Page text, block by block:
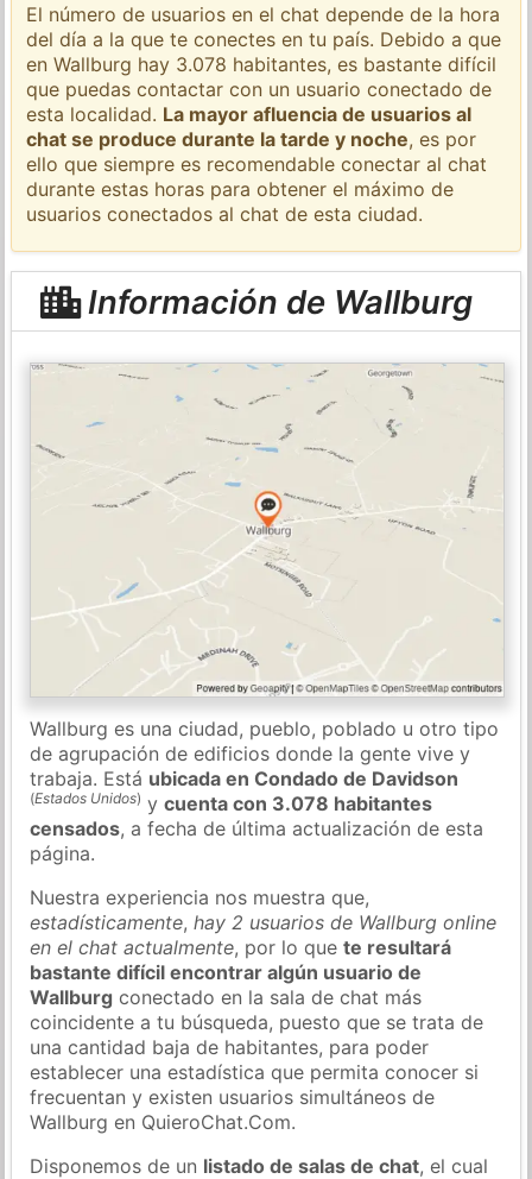
El número de usuarios en el chat depende de la hora
del día a la que te conectes en tu país. Debido a que
en Wallburg hay 3.078 habitantes, es bastante difícil
que puedas contactar con un usuario conectado de
esta localidad. La mayor afluencia de usuarios al
chat se produce durante la tarde y noche, es por
ello que siempre es recomendable conectar al chat
durante estas horas para obtener el máximo de
usuarios conectados al chat de esta ciudad.
Información de Wallburg
Wallburg es una ciudad, pueblo, poblado u otro tipo
de agrupación de edificios donde la gente vive y
trabaja. Está ubicada en Condado de Davidson
(Estados Unidos) ycuenta con 3.078 habitantes
censados, a fecha de última actualización de esta
página.
Nuestra experiencia nos muestra que,
estadísticamente,hay 2 usuarios de Wallburg online
en el chat actualmente, por lo quete resultará
bastante difícil encontrar algún usuario de
Wallburg conectado en la sala de chat más
coincidente a tu búsqueda, puesto que se trata de
una cantidad baja de habitantes, para poder
establecer una estadística que permita conocer si
frecuentan y existen usuarios simultáneos de
Wallburg en QuieroChat.Com.
Disponemos de un listado de salas de chat, el cual